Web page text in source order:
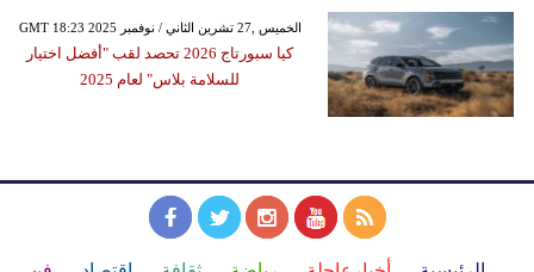
GMT 18:23 2025 الخميس ,27 تشرين الثاني / نوفمبر
كيا سبورتاج 2026 تحصد لقب "أفضل اختيار
للسلامة بلاس" لعام 2025